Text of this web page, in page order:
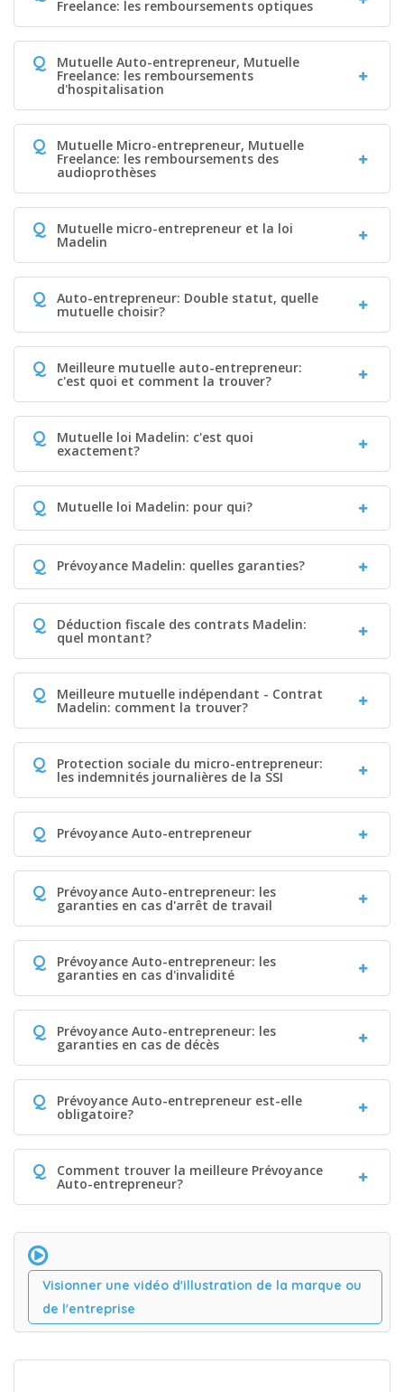
Freelance: les remboursements optiques
Q Mutuelle Auto-entrepreneur, Mutuelle
Freelance: les remboursements
d'hospitalisation
Q Mutuelle Micro-entrepreneur, Mutuelle
Freelance: les remboursements des
audioprothèses
Q Mutuelle micro-entrepreneur et la loi
Madelin
Q Auto-entrepreneur: Double statut, quelle
mutuelle choisir?
Q Meilleure mutuelle auto-entrepreneur:
c'est quoi et comment la trouver?
Q Mutuelle loi Madelin: c'est quoi
exactement?
Q Mutuelle loi Madelin: pour qui?
Q Prévoyance Madelin: quelles garanties?
Q Déduction fiscale des contrats Madelin:
quel montant?
Q Meilleure mutuelle indépendant - Contrat
Madelin: comment la trouver?
Q Protection sociale du micro-entrepreneur:
les indemnités journalières de la SSI
Q Prévoyance Auto-entrepreneur
Q Prévoyance Auto-entrepreneur: les
garanties en cas d'arrêt de travail
Q Prévoyance Auto-entrepreneur: les
garanties en cas d'invalidité
Q Prévoyance Auto-entrepreneur: les
garanties en cas de décès
Q Prévoyance Auto-entrepreneur est-elle
obligatoire?
Q Comment trouver la meilleure Prévoyance
Auto-entrepreneur?
Visionner une vidéo d'illustration de la marque ou
de l'entreprise